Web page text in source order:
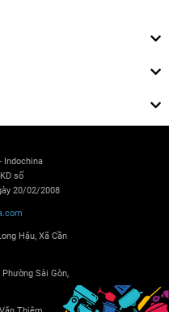
Indochina
số
20/02/2008
Hậu, Xã Cần
Sài Gòn,